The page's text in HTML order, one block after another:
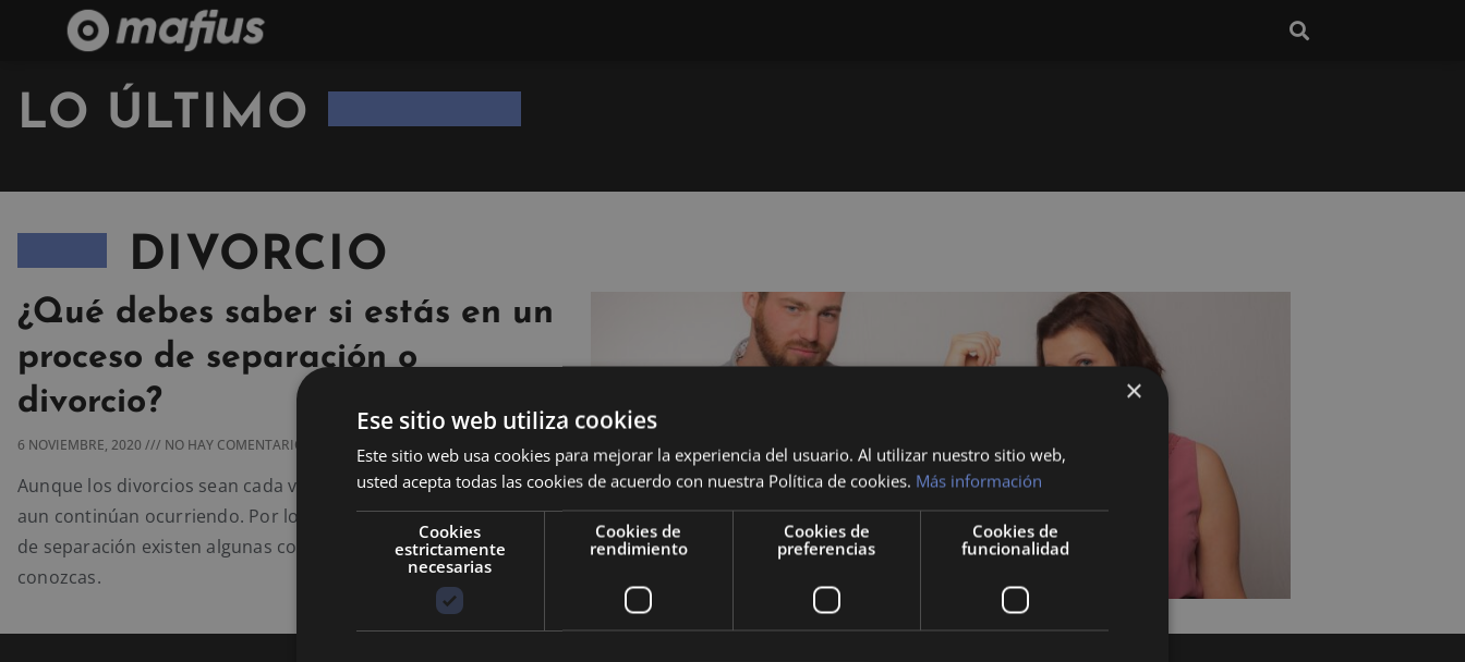
LO ÚLTIMO
DIVORCIO
¿Qué debes saber si estás en un
proceso de separación o
divorcio?
6 NOVIEMBRE, 2020 NO HAY COMENTARIOS
Aunque los divorcios sean cada vez menos comunes en España,
aun continúan ocurriendo. Por lo tanto, si estás en un proceso
de separación existen algunas cosas que es muy importante que
conozcas.
×
Ese sitio web utiliza cookies
Este sitio web usa cookies para mejorar la experiencia del usuario. Al utilizar nuestro sitio web,
usted acepta todas las cookies de acuerdo con nuestra Política de cookies. Más información
Cookies
estrictamente
necesarias
Cookies de
rendimiento
Cookies de
preferencias
Cookies de
funcionalidad